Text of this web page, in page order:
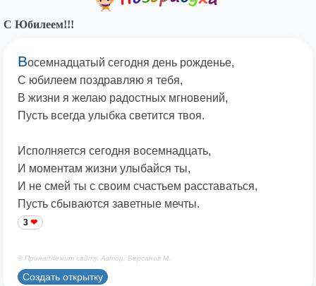
С Юбилеем!!!
Восемнадцатый сегодня день рожденье,
С юбилеем поздравляю я тебя,
В жизни я желаю радостных мгновений,
Пусть всегда улыбка светится твоя.
Исполняется сегодня восемнадцать,
И моментам жизни улыбайся ты,
И не смей ты с своим счастьем расставаться,
Пусть сбываются заветные мечты.
3
© Принадлежит сайту. Автор: Берсанов М.
Создать открытку